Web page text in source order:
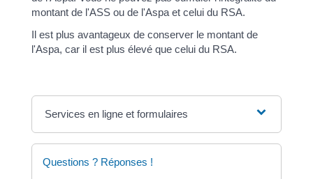
montant de l'ASS ou de l'Aspa et celui du RSA.
Il est plus avantageux de conserver le montant de
l'Aspa, car il est plus élevé que celui du RSA.
Services en ligne et formulaires
Questions ? Réponses !